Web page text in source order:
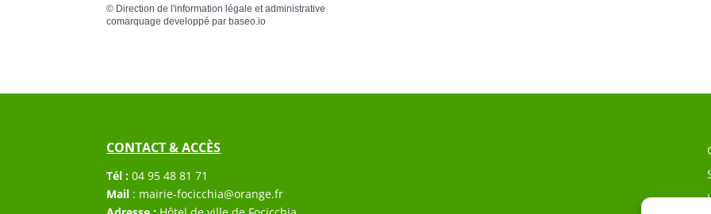
© Direction de l'information légale et administrative
comarquage developpé par baseo.io
CONTACT & ACCÈS
Tél : 04 95 48 81 71
Mail : mairie-focicchia@orange.fr